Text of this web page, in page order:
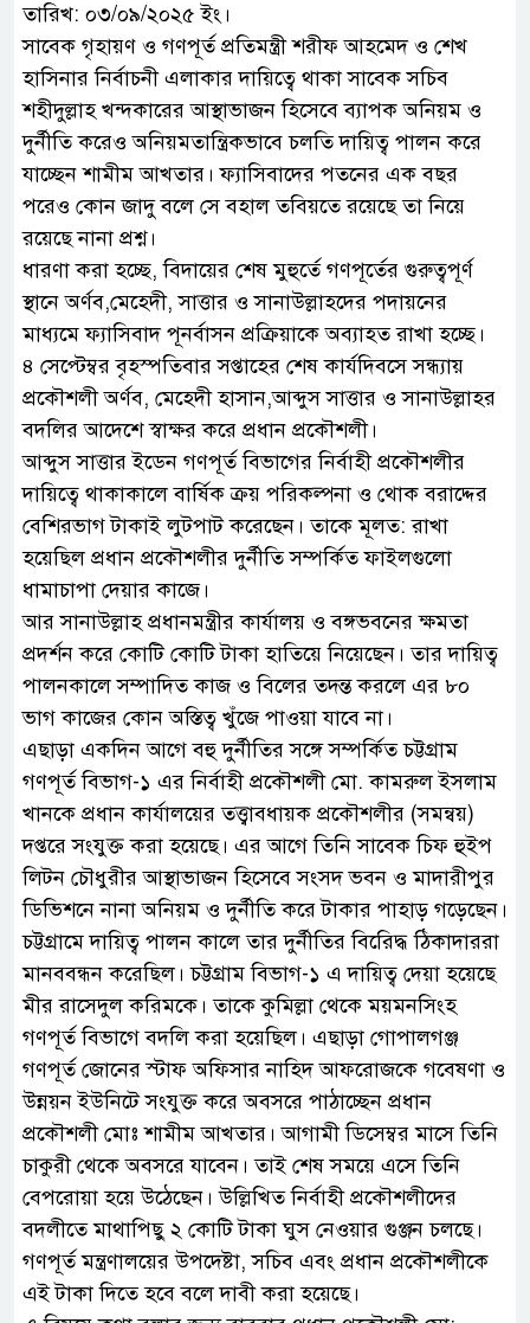
তারিখ: ০৩/০৯/২০২৫ ইং।
সাবেক গৃহায়ণ ও গণপূর্ত প্রতিমন্ত্রী শরীফ আহমেদ ও শেখ
হাসিনার নির্বাচনী এলাকার দায়িত্বে থাকা সাবেক সচিব
শহীদুল্লাহ খন্দকারের আস্থাভাজন হিসেবে ব্যাপক অনিয়ম ও
দুর্নীতি করেও অনিয়মতান্ত্রিকভাবে চলতি দায়িত্ব পালন করে
যাচ্ছেন শামীম আখতার। ফ্যাসিবাদের পতনের এক বছর
পরেও কোন জাদু বলে সে বহাল তবিয়তে রয়েছে তা নিয়ে
রয়েছে নানা প্রশ্ন।
ধারণা করা হচ্ছে, বিদায়ের শেষ মুহুর্তে গণপূর্তের গুরুত্বপূর্ণ
স্থানে অর্ণব,মেহেদী, সাত্তার ও সানাউল্লাহদের পদায়নের
মাধ্যমে ফ্যাসিবাদ পূনর্বাসন প্রক্রিয়াকে অব্যাহত রাখা হচ্ছে।
৪ সেপ্টেম্বর বৃহস্পতিবার সপ্তাহের শেষ কার্যদিবসে সন্ধ্যায়
প্রকৌশলী অর্ণব, মেহেদী হাসান,আব্দুস সাত্তার ও সানাউল্লাহর
বদলির আদেশে স্বাক্ষর করে প্রধান প্রকৌশলী।
আব্দুস সাত্তার ইডেন গণপূর্ত বিভাগের নির্বাহী প্রকৌশলীর
দায়িত্বে থাকাকালে বার্ষিক ক্রয় পরিকল্পনা ও থোক বরাদ্দের
বেশিরভাগ টাকাই লুটপাট করেছেন। তাকে মূলত: রাখা
হয়েছিল প্রধান প্রকৌশলীর দুর্নীতি সম্পর্কিত ফাইলগুলো
ধামাচাপা দেয়ার কাজে।
আর সানাউল্লাহ প্রধানমন্ত্রীর কার্যালয় ও বঙ্গভবনের ক্ষমতা
প্রদর্শন করে কোটি কোটি টাকা হাতিয়ে নিয়েছেন। তার দায়িত্ব
পালনকালে সম্পাদিত কাজ ও বিলের তদন্ত করলে এর ৮০
ভাগ কাজের কোন অস্তিত্ব খুঁজে পাওয়া যাবে না।
এছাড়া একদিন আগে বহু দুর্নীতির সঙ্গে সম্পর্কিত চট্টগ্রাম
গণপূর্ত বিভাগ-১ এর নির্বাহী প্রকৌশলী মো. কামরুল ইসলাম
খানকে প্রধান কার্যালয়ের তত্ত্বাবধায়ক প্রকৌশলীর (সমন্বয়)
দপ্তরে সংযুক্ত করা হয়েছে। এর আগে তিনি সাবেক চিফ হুইপ
লিটন চৌধুরীর আস্থাভাজন হিসেবে সংসদ ভবন ও মাদারীপুর
ডিভিশনে নানা অনিয়ম ও দুর্নীতি করে টাকার পাহাড় গড়েছেন।
চট্টগ্রামে দায়িত্ব পালন কালে তার দুর্নীতির বিরেিদ্ধ ঠিকাদাররা
মানববন্ধন করেছিল। চট্টগ্রাম বিভাগ-১ এ দায়িত্ব দেয়া হয়েছে
মীর রাসেদুল করিমকে। তাকে কুমিল্লা থেকে ময়মনসিংহ
গণপূর্ত বিভাগে বদলি করা হয়েছিল। এছাড়া গোপালগঞ্জ
গণপূর্ত জোনের স্টাফ অফিসার নাহিদ আফরোজকে গবেষণা ও
উন্নয়ন ইউনিটে সংযুক্ত করে অবসরে পাঠাচ্ছেন প্রধান
প্রকৌশলী মোঃ শামীম আখতার। আগামী ডিসেম্বর মাসে তিনি
চাকুরী থেকে অবসরে যাবেন। তাই শেষ সময়ে এসে তিনি
বেপরোয়া হয়ে উঠেছেন। উল্লিখিত নির্বাহী প্রকৌশলীদের
বদলীতে মাথাপিছু ২ কোটি টাকা ঘুস নেওয়ার গুঞ্জন চলছে।
গণপূর্ত মন্ত্রণালয়ের উপদেষ্টা, সচিব এবং প্রধান প্রকৌশলীকে
এই টাকা দিতে হবে বলে দাবী করা হয়েছে।